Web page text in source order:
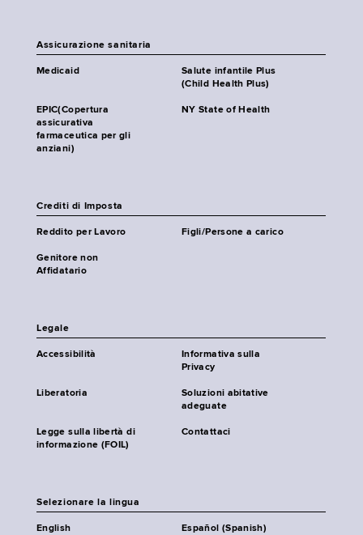
Assicurazione sanitaria
Medicaid
Salute infantile Plus
(Child Health Plus)
EPIC(Copertura
assicurativa
farmaceutica per gli
anziani)
NY State of Health
Crediti di Imposta
Reddito per Lavoro Figli/Persone a carico
Genitore non
Affidatario
Legale
Accessibilità
Informativa sulla
Privacy
Liberatoria
Soluzioni abitative
adeguate
Legge sulla libertà di
informazione (FOIL)
Contattaci
Selezionare la lingua
English Español (Spanish)